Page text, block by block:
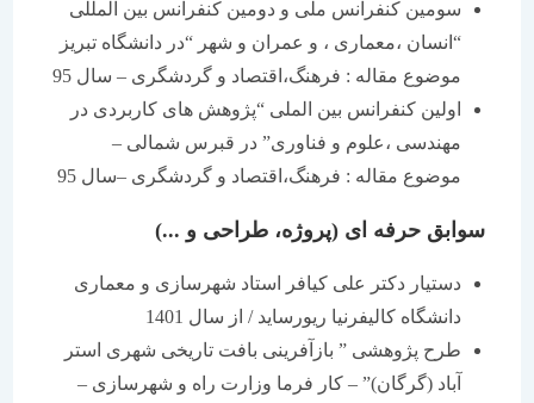
سومین کنفرانس ملی و دومین کنفرانس بین المللی
“انسان ،معماری ، و عمران و شهر “در دانشگاه تبریز
موضوع مقاله : فرهنگ،اقتصاد و گردشگری – سال 95
اولین کنفرانس بین الملی “پژوهش های کاربردی در
مهندسی ،علوم و فناوری” در قبرس شمالی –
موضوع مقاله : فرهنگ،اقتصاد و گردشگری –سال 95
سوابق حرفه ای (پروژه، طراحی و ...)
دستیار دکتر علی کیافر استاد شهرسازی و معماری
دانشگاه کالیفرنیا ریورساید / از سال 1401
طرح پژوهشی ” بازآفرینی بافت تاریخی شهری استر
آباد (گرگان)” – کار فرما وزارت راه و شهرسازی –